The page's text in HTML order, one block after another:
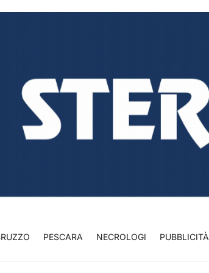
PESCARA NECROLOGI PUBBLICITÀ